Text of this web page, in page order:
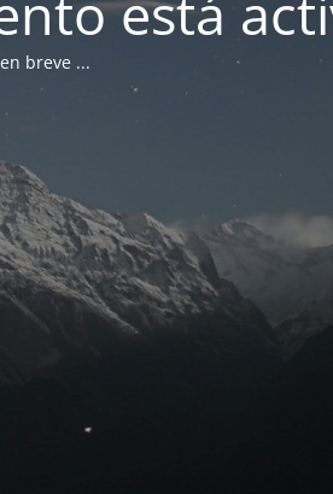
breve ...